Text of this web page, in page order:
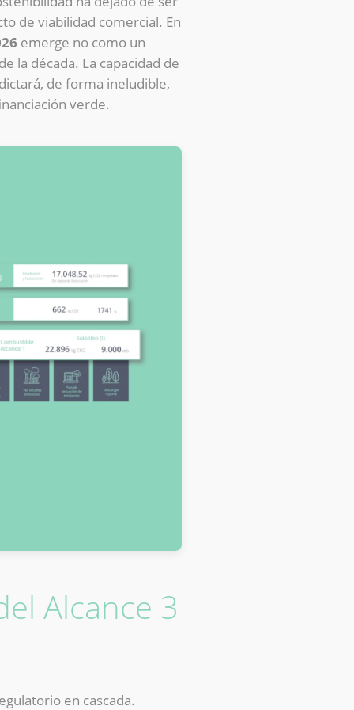
de viabilidad comercial. En
emerge no como un
la década. La capacidad de
de forma ineludible,
verde.
Alcance 3
en cascada.